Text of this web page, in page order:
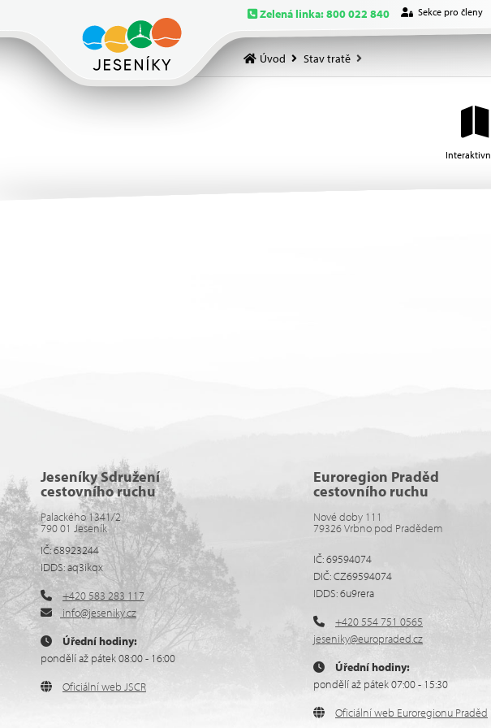
Zelená linka: 800 022 840 Sekce pro členy
Úvod Stav tratě
Jeseníky Sdružení
cestovního ruchu
Palackého 1341/2
790 01 Jeseník
IČ: 68923244
IDDS: aq3ikqx
+420 583 283 117
info@jeseniky.cz
Úřední hodiny:
pondělí až pátek 08:00 - 16:00
Oficiální web JSCR
Euroregion Praděd
cestovního ruchu
Nové doby 111
79326 Vrbno pod Pradědem
IČ: 69594074
DIČ: CZ69594074
IDDS: 6u9rera
+420 554 751 0565
jeseniky@europraded.cz
Úřední hodiny:
pondělí až pátek 07:00 - 15:30
Oficiální web Euroregionu Praděd